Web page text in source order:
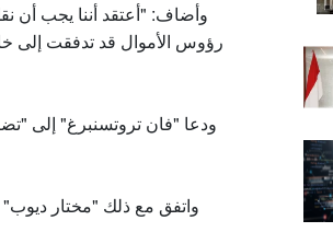
وأضاف: "أعتقد أننا يجب أن
رؤوس الأموال قد تدفقت إلى
ودعا "فان تروتسنبرغ" إلى
واتفق مع ذلك "مختار ديوب"